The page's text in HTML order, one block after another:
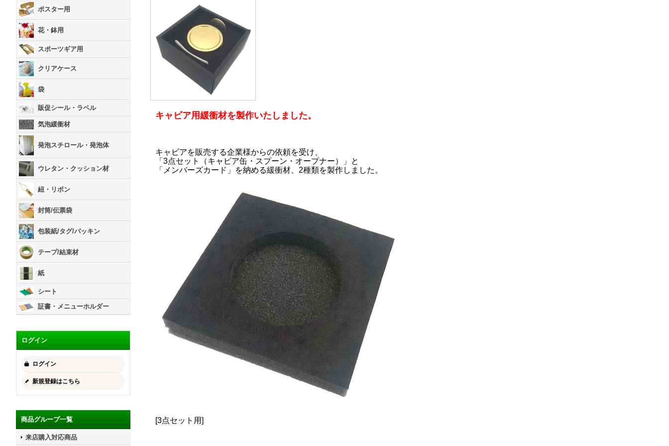
ポスター用
花・鉢用
スポーツギア用
クリアケース
袋
販促シール・ラベル
気泡緩衝材
発泡スチロール・発泡体
ウレタン・クッション材
紐・リボン
封筒/伝票袋
包装紙/タグ/パッキン
テープ/結束材
紙
シート
証書・メニューホルダー
ログイン
ログイン
新規登録はこちら
商品グループ一覧
来店購入対応商品
キャビア用緩衝材を製作いたしました。
キャビアを販売する企業様からの依頼を受け、
「3点セット（キャビア缶・スプーン・オープナー）」と
「メンバーズカード」を納める緩衝材、2種類を製作しました。
[3点セット用]